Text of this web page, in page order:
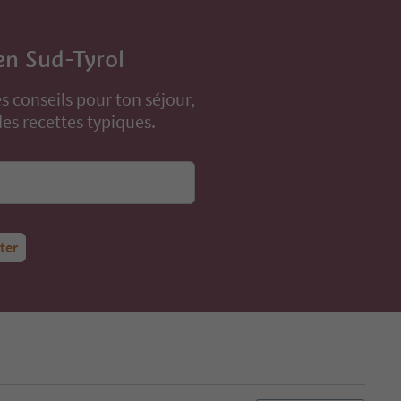
Sud-Tyrol
conseils pour ton séjour,
recettes typiques.